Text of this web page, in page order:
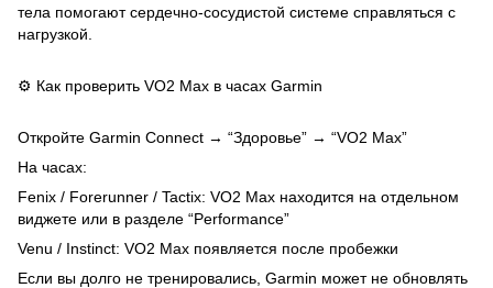
тела помогают сердечно-сосудистой системе справляться с
нагрузкой.
⚙️ Как проверить VO2 Max в часах Garmin
Откройте Garmin Connect → “Здоровье” → “VO2 Max”
На часах:
Fenix ​​/ Forerunner / Tactix: VO2 Max находится на отдельном
виджете или в разделе “Performance”
Venu / Instinct: VO2 Max появляется после пробежки
Если вы долго не тренировались, Garmin может не обновлять